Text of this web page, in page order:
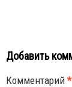
Добавить
Комментарий*